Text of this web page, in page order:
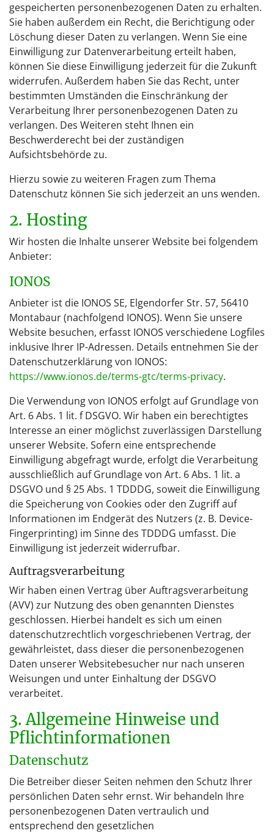
gespeicherten personenbezogenen Daten zu erhalten.
Sie haben außerdem ein Recht, die Berichtigung oder
Löschung dieser Daten zu verlangen. Wenn Sie eine
Einwilligung zur Datenverarbeitung erteilt haben,
können Sie diese Einwilligung jederzeit für die Zukunft
widerrufen. Außerdem haben Sie das Recht, unter
bestimmten Umständen die Einschränkung der
Verarbeitung Ihrer personenbezogenen Daten zu
verlangen. Des Weiteren steht Ihnen ein
Beschwerderecht bei der zuständigen
Aufsichtsbehörde zu.
Hierzu sowie zu weiteren Fragen zum Thema
Datenschutz können Sie sich jederzeit an uns wenden.
2. Hosting
Wir hosten die Inhalte unserer Website bei folgendem
Anbieter:
IONOS
Anbieter ist die IONOS SE, Elgendorfer Str. 57, 56410
Montabaur (nachfolgend IONOS). Wenn Sie unsere
Website besuchen, erfasst IONOS verschiedene Logfiles
inklusive Ihrer IP-Adressen. Details entnehmen Sie der
Datenschutzerklärung von IONOS:
https://www.ionos.de/terms-gtc/terms-privacy.
Die Verwendung von IONOS erfolgt auf Grundlage von
Art. 6 Abs. 1 lit. f DSGVO. Wir haben ein berechtigtes
Interesse an einer möglichst zuverlässigen Darstellung
unserer Website. Sofern eine entsprechende
Einwilligung abgefragt wurde, erfolgt die Verarbeitung
ausschließlich auf Grundlage von Art. 6 Abs. 1 lit. a
DSGVO und § 25 Abs. 1 TDDDG, soweit die Einwilligung
die Speicherung von Cookies oder den Zugriff auf
Informationen im Endgerät des Nutzers (z. B. Device-
Fingerprinting) im Sinne des TDDDG umfasst. Die
Einwilligung ist jederzeit widerrufbar.
Auftragsverarbeitung
Wir haben einen Vertrag über Auftragsverarbeitung
(AVV) zur Nutzung des oben genannten Dienstes
geschlossen. Hierbei handelt es sich um einen
datenschutzrechtlich vorgeschriebenen Vertrag, der
gewährleistet, dass dieser die personenbezogenen
Daten unserer Websitebesucher nur nach unseren
Weisungen und unter Einhaltung der DSGVO
verarbeitet.
3. Allgemeine Hinweise und
Pflicht­informationen
Datenschutz
Die Betreiber dieser Seiten nehmen den Schutz Ihrer
persönlichen Daten sehr ernst. Wir behandeln Ihre
personenbezogenen Daten vertraulich und
entsprechend den gesetzlichen